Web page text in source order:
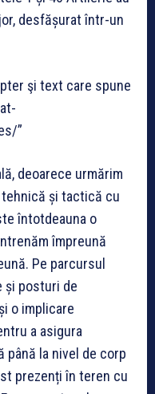
desfășurat într-un
deoarece urmărim
și tactică cu
întotdeauna o
împreună
Pe parcursul
și posturi de
o implicare
a asigura
până la nivel de corp
prezenți în teren cu